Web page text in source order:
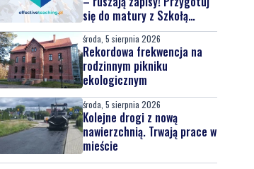
się do matury z Szkołą
Effective Teaching!
środa, 5 sierpnia 2026
Rekordowa frekwencja na
rodzinnym pikniku
ekologicznym
środa, 5 sierpnia 2026
Kolejne drogi z nową
nawierzchnią. Trwają prace w
mieście